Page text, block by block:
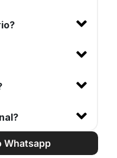
Whatsapp